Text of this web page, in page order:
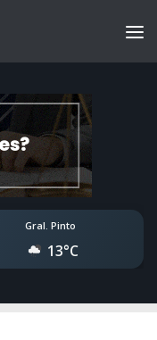
Gral. Pinto
13°C